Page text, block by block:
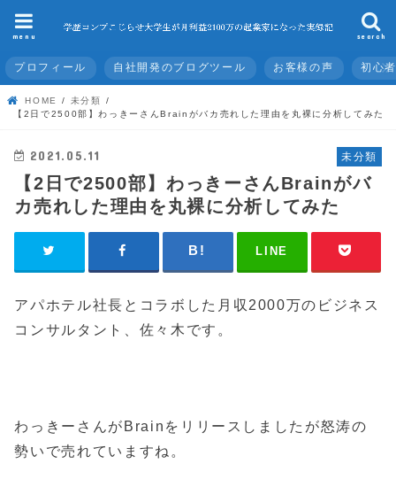
search
menu
プロフィール 自社開発のブログツール お客様の声 初心
HOME
未分類
【2日で2500部】わっきーさんBrainがバカ売れした理由を丸裸に分析してみた
未分類
2021.05.11
【2日で2500部】わっきーさんBrainがバ
カ売れした理由を丸裸に分析してみた
LINE
アパホテル社長とコラボした月収2000万のビジネス
コンサルタント、佐々木です。
わっきーさんがBrainをリリースしましたが怒涛の
勢いで売れていますね。